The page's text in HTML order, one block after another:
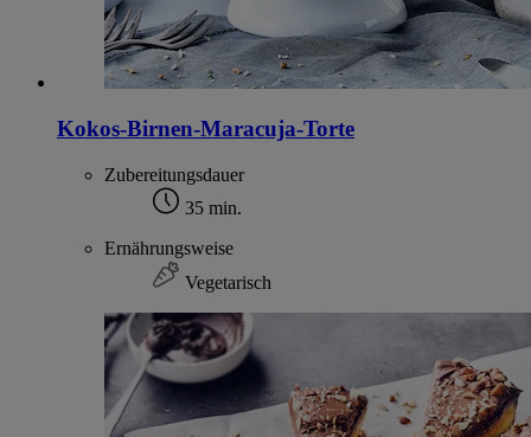
Kokos-Birnen-Maracuja-Torte
Zubereitungsdauer
35 min.
Ernährungsweise
Vegetarisch